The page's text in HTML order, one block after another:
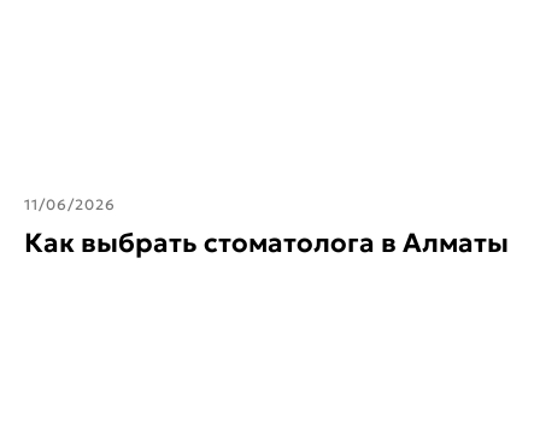
11/06/2026
Как выбрать стоматолога в Алматы